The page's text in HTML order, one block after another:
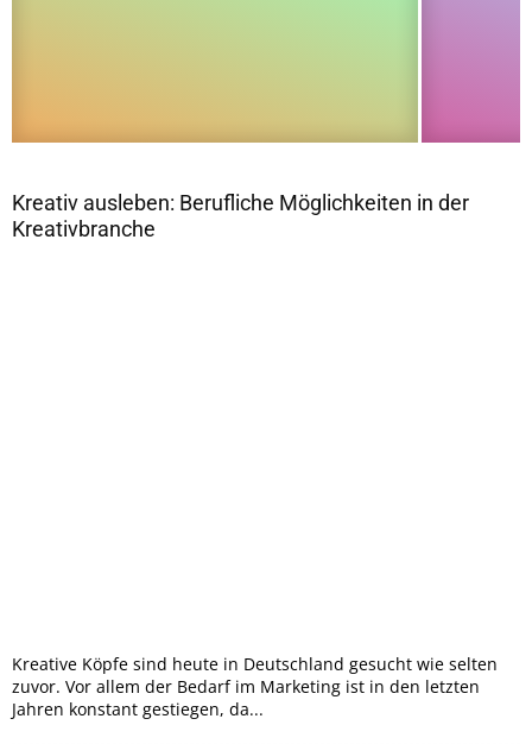
Kreativ ausleben: Berufliche Möglichkeiten in der
Kreativbranche
Kreative Köpfe sind heute in Deutschland gesucht wie selten
zuvor. Vor allem der Bedarf im Marketing ist in den letzten
Jahren konstant gestiegen, da...